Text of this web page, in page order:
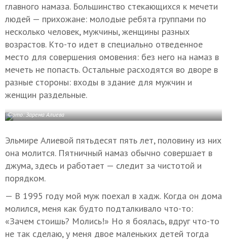
главного намаза. Большинство стекающихся к мечети
людей — прихожане: молодые ребята группами по
несколько человек, мужчины, женщины разных
возрастов. Кто-то идет в специально отведенное
место для совершения омовения: без него на намаз в
мечеть не попасть. Остальные расходятся во дворе в
разные стороны: входы в здание для мужчин и
женщин раздельные.
Фото: Зарема Алиева
Эльмире Алиевой пятьдесят пять лет, половину из них
она молится. Пятничный намаз обычно совершает в
джума, здесь и работает — следит за чистотой и
порядком.
— В 1995 году мой муж поехал в хадж. Когда он дома
молился, меня как будто подталкивало что-то:
«Зачем стоишь? Молись!» Но я боялась, вдруг что-то
не так сделаю, у меня двое маленьких детей тогда